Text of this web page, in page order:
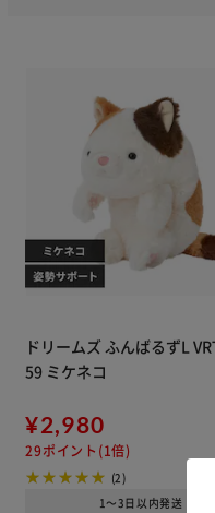
ドリームズ ふんばるずL
59 ミケネコ
¥2,980
29ポイント(1倍)
(2)
1～3日以内発送